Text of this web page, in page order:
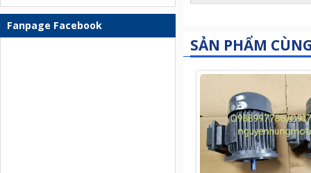
Fanpage Facebook
SẢN PHẨM